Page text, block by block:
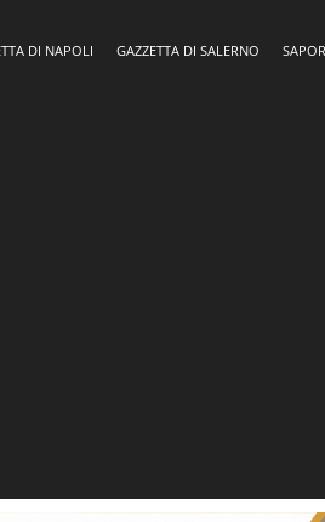
DI NAPOLI GAZZETTA DI SALERNO